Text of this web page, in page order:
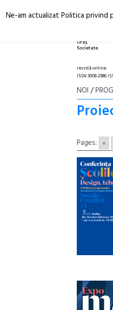
Oraș.
Societate.
revistă online
ISSN 3008-2986
NOI /
Pages: «
Ne-am actualizat Politica privind